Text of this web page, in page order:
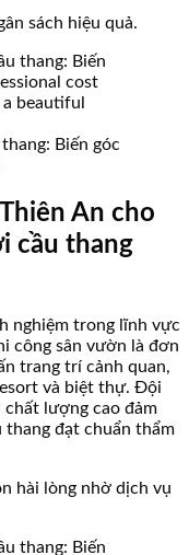
sách hiệu quả.
Biến góc
An cho
cầu thang
nghiệm trong lĩnh vực
công sân vườn là đơn
trang trí cảnh quan,
và biệt thự. Đội
chất lượng cao đảm
thang đạt chuẩn thẩm
hài lòng nhờ dịch vụ